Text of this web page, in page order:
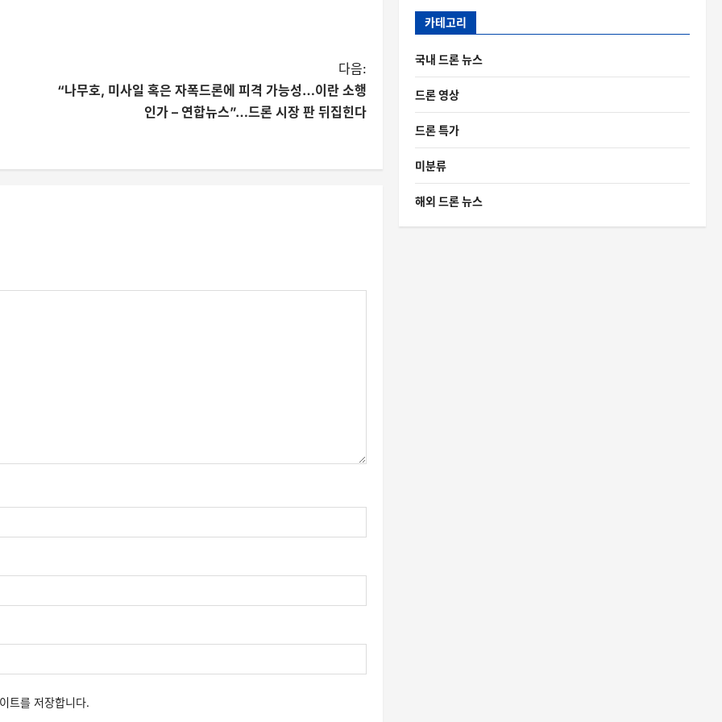
다음:
“나무호, 미사일 혹은 자폭드론에 피격 가능성…이란 소행
인가 – 연합뉴스”…드론 시장 판 뒤집힌다
트를 저장합니다.
카테고리
국내 드론 뉴스
드론 영상
드론 특가
미분류
해외 드론 뉴스